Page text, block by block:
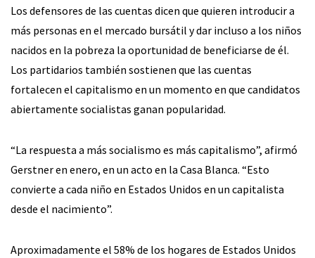
Los defensores de las cuentas dicen que quieren introducir a
más personas en el mercado bursátil y dar incluso a los niños
nacidos en la pobreza la oportunidad de beneficiarse de él.
Los partidarios también sostienen que las cuentas
fortalecen el capitalismo en un momento en que candidatos
abiertamente socialistas ganan popularidad.
“La respuesta a más socialismo es más capitalismo”, afirmó
Gerstner en enero, en un acto en la Casa Blanca. “Esto
convierte a cada niño en Estados Unidos en un capitalista
desde el nacimiento”.
Aproximadamente el 58% de los hogares de Estados Unidos